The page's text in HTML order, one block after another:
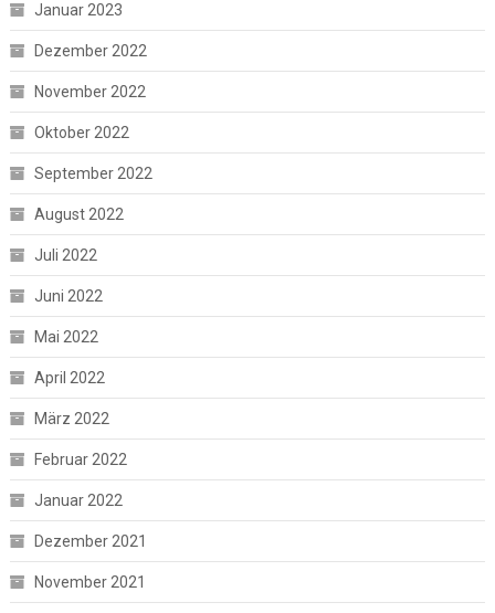
Januar 2023
Dezember 2022
November 2022
Oktober 2022
September 2022
August 2022
Juli 2022
Juni 2022
Mai 2022
April 2022
März 2022
Februar 2022
Januar 2022
Dezember 2021
November 2021